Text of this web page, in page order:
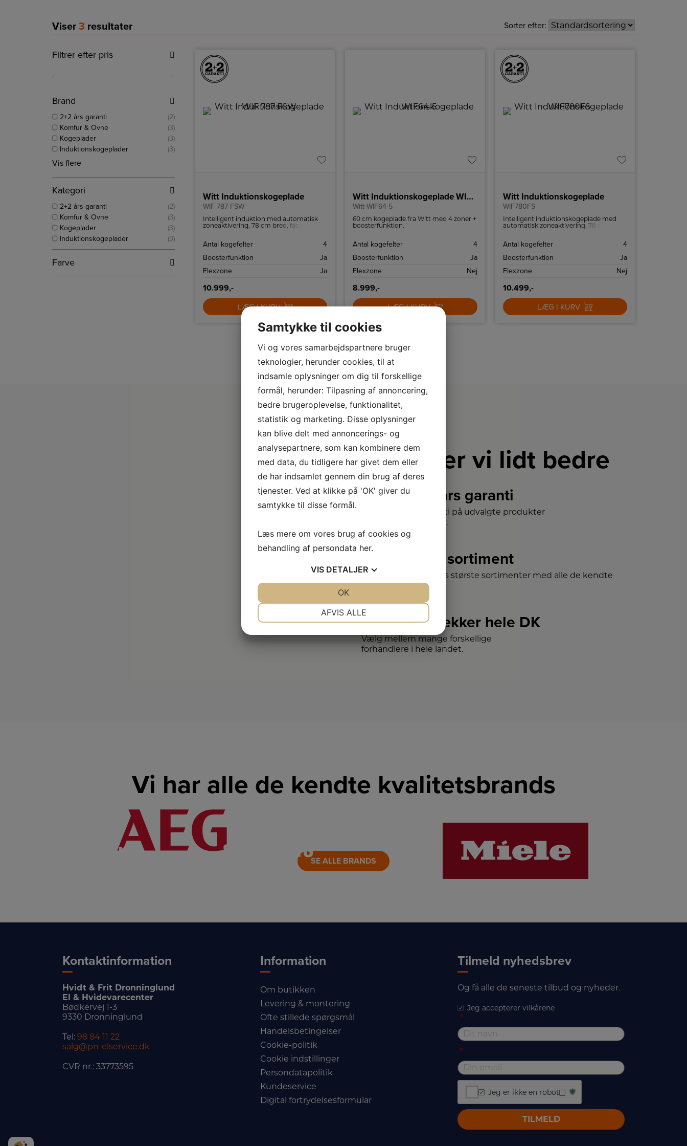
Viser 3 resultater Sorter efter:
Witt Induktionskogeplade
WIF 787 FSW
Intelligent induktion med automatisk
zoneaktivering, 78 cm bred, facetslebet
Antal kogefelter
4
Boosterfunktion
Ja
Flexzone
Ja
10.999,-
LÆG I KURV
Witt Induktionskogeplade WIF64-5
Witt-WIF64-5
60 cm kogeplade fra Witt med 4 zoner +
boosterfunktion.
Antal kogefelter
4
Boosterfunktion
Ja
Flexzone
Nej
8.999,-
LÆG I KURV
Witt Induktionskogeplade
WIF780FS
Intelligent induktionskogeplade med
automatisk zoneaktivering, 78 cm bred,
Antal kogefelter
4
Boosterfunktion
Ja
Flexzone
Nej
10.499,-
LÆG I KURV
Filtrer efter pris
,- ,-
Brand
2+2 års garanti
(2)
Komfur & Ovne
(3)
Kogeplader
(3)
Induktionskogeplader
(3)
Vis flere
Kategori
2+2 års garanti
(2)
Komfur & Ovne
(3)
Kogeplader
(3)
Induktionskogeplader
(3)
Farve
Derfor er vi lidt bedre
2+2 års garanti
Vi har udvidet garanti på udvalgte produkter
– så du er sikret i 4 år.
Stort sortiment
Vi har et af Danmarks største sortimenter med alle de kendte
varemærker.
Vi dækker hele DK
Vælg mellem mange forskellige
forhandlere i hele landet.
Vi har alle de kendte kvalitetsbrands
LINK
LINK
SE ALLE BRANDS
Kontaktinformation
Hvidt & Frit Dronninglund
El & Hvidevarecenter
Bødkervej 1-3
9330 Dronninglund
Tel: 98 84 11 22
salg@pn-elservice.dk
CVR nr.: 33773595
Information
Om butikken
Levering & montering
Ofte stillede spørgsmål
Handelsbetingelser
Cookie-politik
Cookie indstillinger
Persondatapolitik
Kundeservice
Digital fortrydelsesformular
Tilmeld nyhedsbrev
Og få alle de seneste tilbud og nyheder.
Jeg accepterer vilkårene
*
*
Jeg er ikke en robot
Samtykke til cookies
Vi og vores samarbejdspartnere bruger
teknologier, herunder cookies, til at
indsamle oplysninger om dig til forskellige
formål, herunder: Tilpasning af annoncering,
bedre brugeroplevelse, funktionalitet,
statistik og marketing. Disse oplysninger
kan blive delt med annoncerings- og
analysepartnere, som kan kombinere dem
med data, du tidligere har givet dem eller
de har indsamlet gennem din brug af deres
tjenester. Ved at klikke på 'OK' giver du
samtykke til disse formål.
Læs mere om vores brug af cookies og
behandling af persondata her.
VIS DETALJER
STATISTIK
AFVIS ALLE
OK